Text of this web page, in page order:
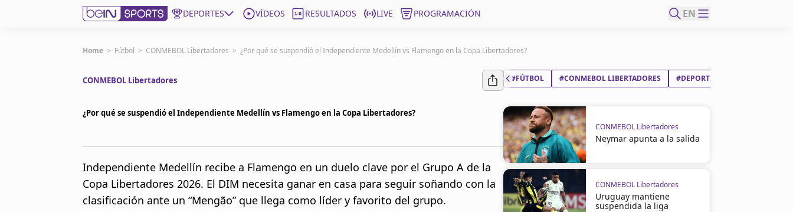
DEPORTES VÍDEOS RESULTADOS LIVE PROGRAMACIÓN EN
Get Bein
EN
United States
Administrar notificaciones
Programación
Home > Fútbol > CONMEBOL Libertadores > ¿Por qué se suspendió el Independiente Medellín vs Flamengo en la Copa Libertadores?
CONMEBOL Libertadores
¿Por qué se suspendió el Independiente Medellín vs Flamengo en la Copa Libertadores?
Independiente Medellín recibe a Flamengo en un duelo clave por el Grupo A de la
Copa Libertadores 2026. El DIM necesita ganar en casa para seguir soñando con la
clasificación ante un “Mengão” que llega como líder y favorito del grupo.
#FÚTBOL #CONMEBOL LIBERTADORES #DEPORTIVO INDEPENDIENTE
CONMEBOL Libertadores
Neymar apunta a la salida
CONMEBOL Libertadores
Uruguay mantiene
suspendida la liga